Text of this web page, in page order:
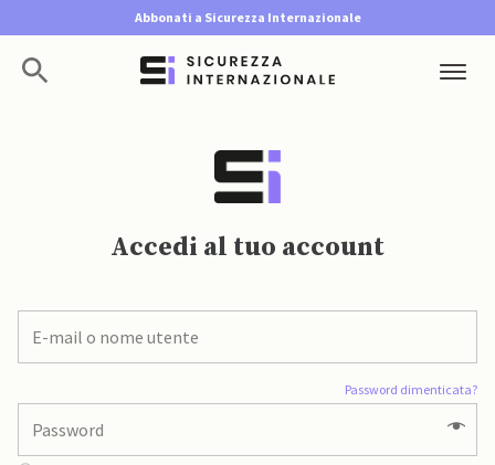
Abbonati a Sicurezza Internazionale
Accedi al tuo account
Password dimenticata?